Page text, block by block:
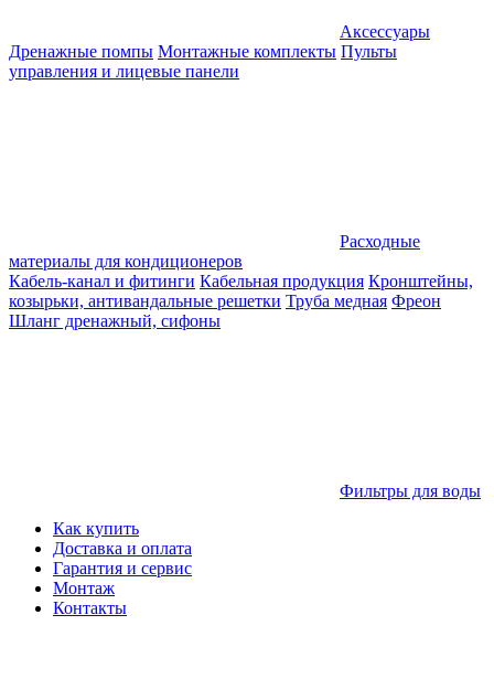
Аксессуары
Дренажные помпы Монтажные комплекты Пульты
управления и лицевые панели
Расходные
материалы для кондиционеров
Кабель-канал и фитинги Кабельная продукция Кронштейны,
козырьки, антивандальные решетки Труба медная Фреон
Шланг дренажный, сифоны
Фильтры для воды
Как купить
Доставка и оплата
Гарантия и сервис
Монтаж
Контакты